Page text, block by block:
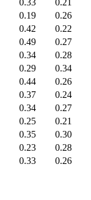
0.33
0.21
0.19
0.26
0.42
0.22
0.49
0.27
0.34
0.28
0.29
0.34
0.44
0.26
0.37
0.24
0.34
0.27
0.25
0.21
0.35
0.30
0.23
0.28
0.33 0.26